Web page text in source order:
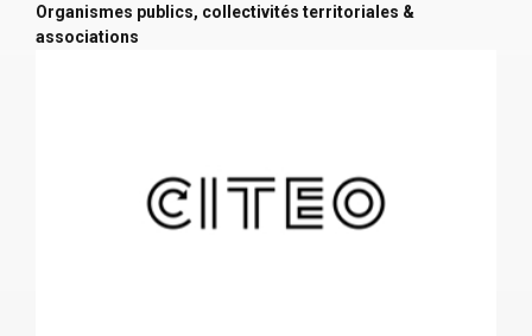
Organismes publics, collectivités territoriales &
associations